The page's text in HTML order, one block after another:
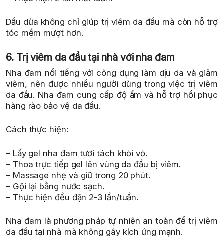
Dầu dừa không chỉ giúp trị viêm da đầu mà còn hỗ trợ
tóc mềm mượt hơn.
6. Trị viêm da đầu tại nhà với nha đam
Nha đam nổi tiếng với công dụng làm dịu da và giảm
viêm, nên được nhiều người dùng trong việc trị viêm
da đầu. Nha đam cung cấp độ ẩm và hỗ trợ hồi phục
hàng rào bảo vệ da đầu.
Cách thực hiện:
– Lấy gel nha đam tươi tách khỏi vỏ.
– Thoa trực tiếp gel lên vùng da đầu bị viêm.
– Massage nhẹ và giữ trong 20 phút.
– Gội lại bằng nước sạch.
– Thực hiện đều đặn 2-3 lần/tuần.
Nha đam là phương pháp tự nhiên an toàn để trị viêm
da đầu tại nhà mà không gây kích ứng mạnh.